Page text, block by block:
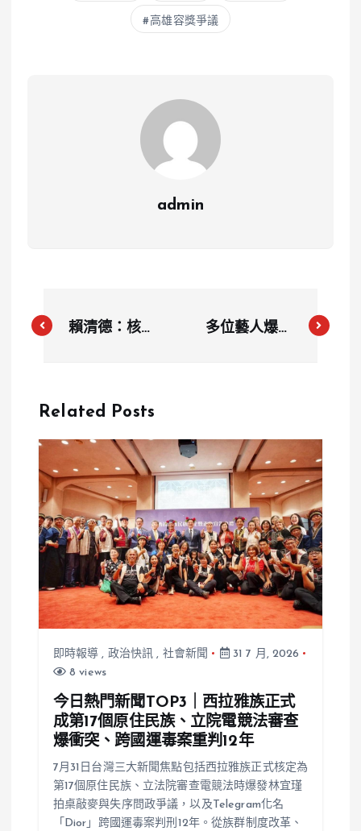
高雄容獎爭議
admin
賴清德：核三
非核家園仍照
多位藝人爆逃
漏洞
Related Posts
即時報導 , 政治快訊 , 社會新聞
31 7 月, 2026
8 views
今日熱門新聞TOP3｜西拉雅族正式
成第17個原住民族、立院電競法審查
爆衝突、跨國運毒案重判12年
7月31日台灣三大新聞焦點包括西拉雅族正式核定為
第17個原住民族、立法院審查電競法時爆發林宜瑾
拍桌敲麥與失序問政爭議，以及Telegram化名
「Dior」跨國運毒案判刑12年。從族群制度改革、